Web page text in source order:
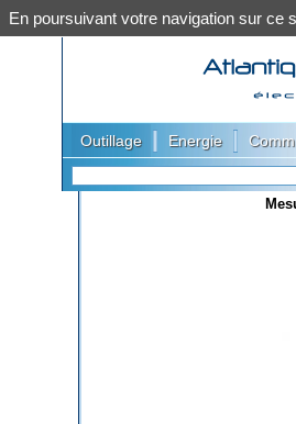
Outillage Energie
En poursuivant votre navigation sur